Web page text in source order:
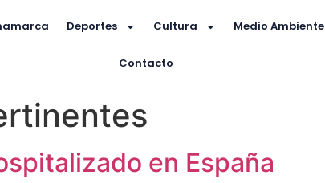
Deportes Cultura Medio Ambiente
Contacto
en España